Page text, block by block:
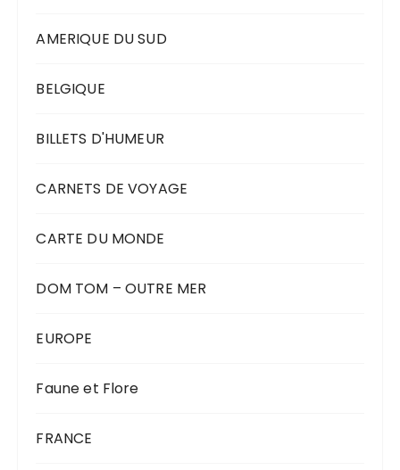
AMERIQUE DU SUD
BELGIQUE
BILLETS D'HUMEUR
CARNETS DE VOYAGE
CARTE DU MONDE
DOM TOM – OUTRE MER
EUROPE
Faune et Flore
FRANCE